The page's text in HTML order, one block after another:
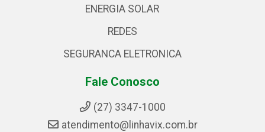
ENERGIA SOLAR
REDES
SEGURANCA ELETRONICA
Fale Conosco
(27) 3347-1000
atendimento@linhavix.com.br